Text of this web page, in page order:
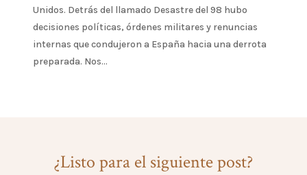
Unidos. Detrás del llamado Desastre del 98 hubo
decisiones políticas, órdenes militares y renuncias
internas que condujeron a España hacia una derrota
preparada. Nos...
¿Listo para el siguiente post?